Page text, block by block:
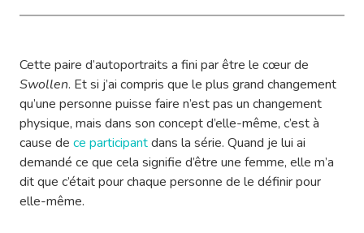
Cette paire d’autoportraits a fini par être le cœur de
Swollen. Et si j’ai compris que le plus grand changement
qu’une personne puisse faire n’est pas un changement
physique, mais dans son concept d’elle-même, c’est à
cause de ce participantdans la série. Quand je lui ai
demandé ce que cela signifie d’être une femme, elle m’a
dit que c’était pour chaque personne de le définir pour
elle-même.